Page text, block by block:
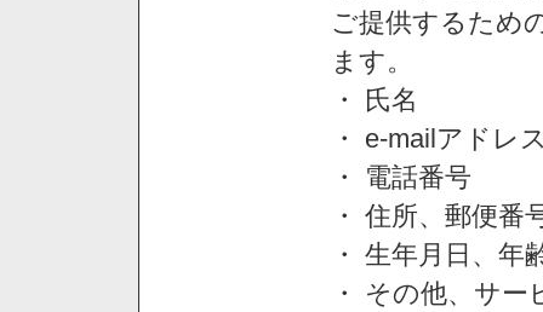
ご提供するため
ます。
・ 氏名
・ e-mailアドレ
・ 電話番号
・ 住所、郵便番
・ 生年月日、年
・ その他、サ